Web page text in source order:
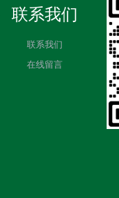
联系我们
联系我们
在线留言